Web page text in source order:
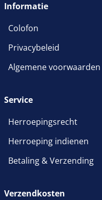
Informatie
Colofon
Privacybeleid
Algemene voorwaarden
Service
Herroepingsrecht
Herroeping indienen
Betaling & Verzending
Verzendkosten